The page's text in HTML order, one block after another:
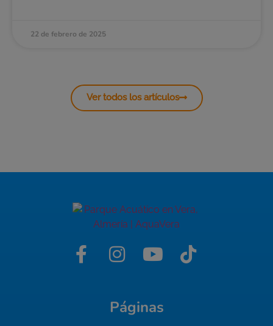
22 de febrero de 2025
Ver todos los artículos
Páginas